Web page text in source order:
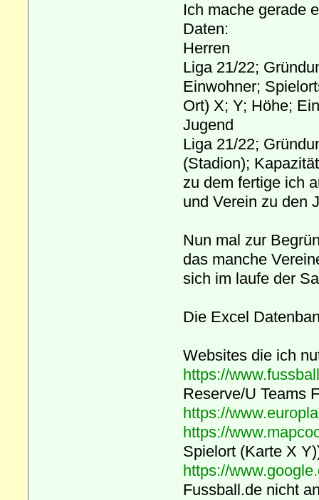
Ich mache gerade
Daten:
Herren
Liga 21/22;
Einwohner;
Ort) X; Y; Höhe;
Jugend
Liga 21/22;
(Stadion);
zu dem fertige ich
und Verein zu den
Nun mal zur
das manche
sich im laufe der
Die Excel
Websites die ich
https://
Reserve/U Teams
https://
https://
Spielort (Karte X
https://
Fussball.de nicht